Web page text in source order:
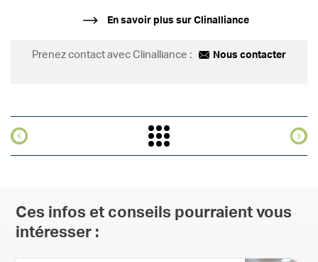
En savoir plus sur Clinalliance
Prenez contact avec Clinalliance : Nous contacter
Ces infos et conseils pourraient vous
intéresser :